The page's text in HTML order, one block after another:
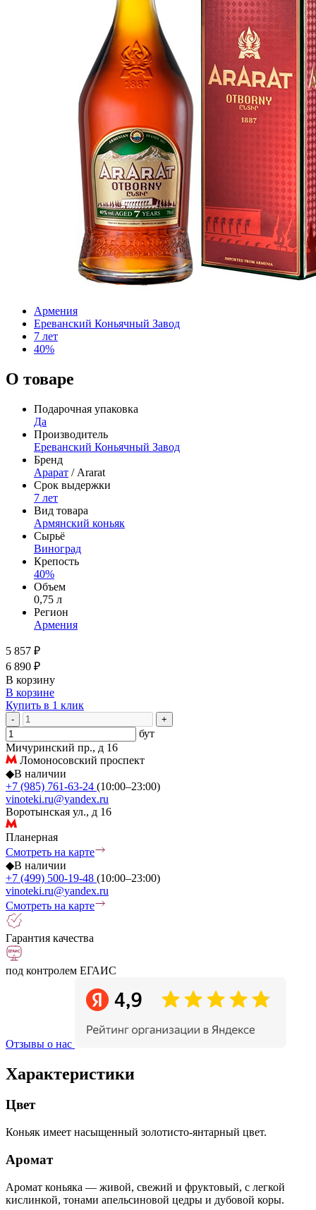
Армения
Ереванский Коньячный Завод
7 лет
40%
О товаре
Подарочная упаковка
Да
Производитель
Ереванский Коньячный Завод
Бренд
Арарат / Ararat
Срок выдержки
7 лет
Вид товара
Армянский коньяк
Сырьё
Виноград
Крепость
40%
Объем
0,75 л
Регион
Армения
5 857 ₽
6 890 ₽
В корзину
В корзине
Купить в 1 клик
- +
бут
Мичуринский пр., д 16
Ломоносовский проспект
◆В наличии
+7 (985) 761-63-24 (10:00–23:00)
vinoteki.ru@yandex.ru
Воротынская ул., д 16
Планерная
Смотреть на карте
◆В наличии
+7 (499) 500-19-48 (10:00–23:00)
vinoteki.ru@yandex.ru
Смотреть на карте
Гарантия качества
под контролем ЕГАИС
Отзывы о нас
Характеристики
Цвет
Коньяк имеет насыщенный золотисто-янтарный цвет.
Аромат
Аромат коньяка — живой, свежий и фруктовый, с легкой
кислинкой, тонами апельсиновой цедры и дубовой коры.